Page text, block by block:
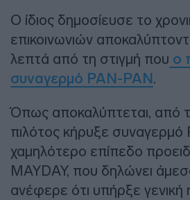
Ο ίδιος δημοσίευσε το
επικοινωνιών
λεπτά από τη στιγμή που ο
συναγερμό PAN-PAN.
Όπως αποκαλύπτεται, από
πιλότος κήρυξε
χαμηλότερο επίπεδο
MAYDAY, που δηλώνει
ανέφερε ότι υπήρξε γενική